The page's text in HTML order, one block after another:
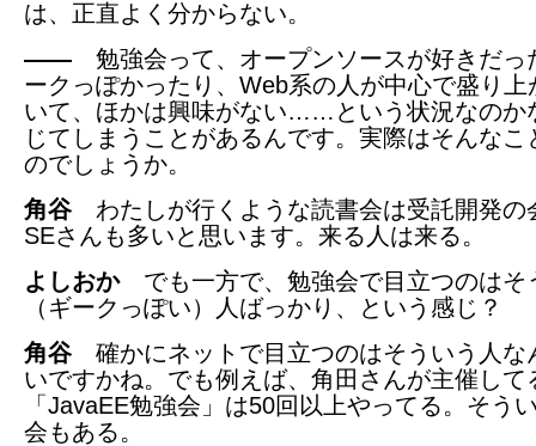
は、正直よく分からない。
―― 勉強会って、オープンソースが好きだっ
ークっぽかったり、Web系の人が中心で盛り上
いて、ほかは興味がない……という状況なのか
じてしまうことがあるんです。実際はそんなこ
のでしょうか。
角谷わたしが行くような読書会は受託開発の
SEさんも多いと思います。来る人は来る。
よしおかでも一方で、勉強会で目立つのはそ
（ギークっぽい）人ばっかり、という感じ？
角谷確かにネットで目立つのはそういう人な
いですかね。でも例えば、角田さんが主催して
「JavaEE勉強会」は50回以上やってる。そう
会もある。